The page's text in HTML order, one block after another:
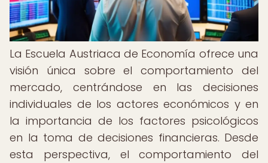
La Escuela Austriaca de Economía ofrece una
visión única sobre el comportamiento del
mercado, centrándose en las decisiones
individuales de los actores económicos y en
la importancia de los factores psicológicos
en la toma de decisiones financieras. Desde
esta perspectiva, el comportamiento del